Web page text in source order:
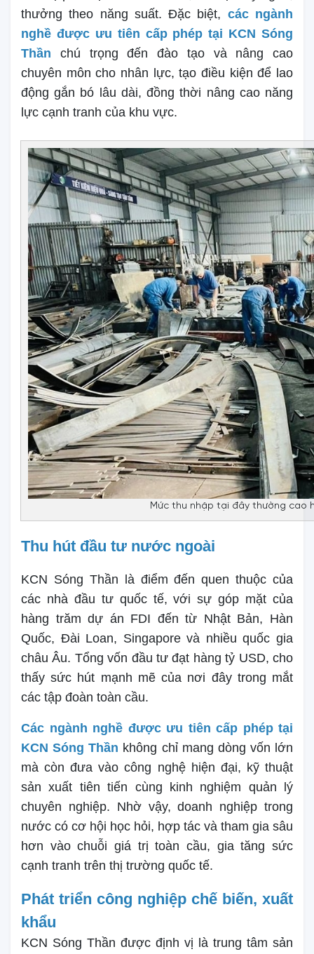
thưởng theo năng suất. Đặc biệt, các ngành
nghề được ưu tiên cấp phép tại KCN Sóng
Thần chú trọng đến đào tạo và nâng cao
chuyên môn cho nhân lực, tạo điều kiện để lao
động gắn bó lâu dài, đồng thời nâng cao năng
lực cạnh tranh của khu vực.
Mức thu nhập tại đây thường cao
Thu hút đầu tư nước ngoài
KCN Sóng Thần là điểm đến quen thuộc của
các nhà đầu tư quốc tế, với sự góp mặt của
hàng trăm dự án FDI đến từ Nhật Bản, Hàn
Quốc, Đài Loan, Singapore và nhiều quốc gia
châu Âu. Tổng vốn đầu tư đạt hàng tỷ USD, cho
thấy sức hút mạnh mẽ của nơi đây trong mắt
các tập đoàn toàn cầu.
Các ngành nghề được ưu tiên cấp phép tại
KCN Sóng Thần không chỉ mang dòng vốn lớn
mà còn đưa vào công nghệ hiện đại, kỹ thuật
sản xuất tiên tiến cùng kinh nghiệm quản lý
chuyên nghiệp. Nhờ vậy, doanh nghiệp trong
nước có cơ hội học hỏi, hợp tác và tham gia sâu
hơn vào chuỗi giá trị toàn cầu, gia tăng sức
cạnh tranh trên thị trường quốc tế.
Phát triển công nghiệp chế biến, xuất
khẩu
KCN Sóng Thần được định vị là trung tâm sản